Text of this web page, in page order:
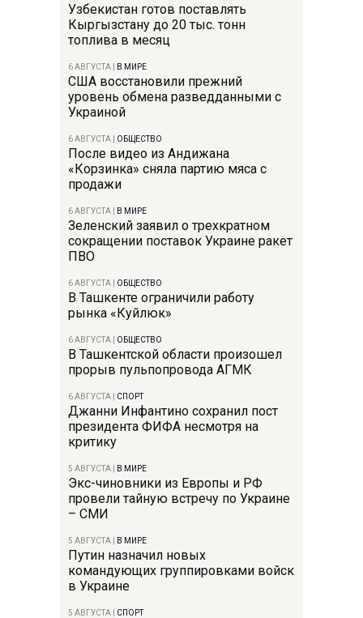
Узбекистан готов поставлять
Кыргызстану до 20 тыс. тонн
топлива в месяц
6 АВГУСТА В МИРЕ
США восстановили прежний
уровень обмена разведданными с
Украиной
6 АВГУСТА ОБЩЕСТВО
После видео из Андижана
«Корзинка» сняла партию мяса с
продажи
6 АВГУСТА В МИРЕ
Зеленский заявил о трехкратном
сокращении поставок Украине ракет
ПВО
6 АВГУСТА ОБЩЕСТВО
В Ташкенте ограничили работу
рынка «Куйлюк»
6 АВГУСТА ОБЩЕСТВО
В Ташкентской области произошел
прорыв пульпопровода АГМК
6 АВГУСТА СПОРТ
Джанни Инфантино сохранил пост
президента ФИФА несмотря на
критику
5 АВГУСТА В МИРЕ
Экс-чиновники из Европы и РФ
провели тайную встречу по Украине
– СМИ
5 АВГУСТА В МИРЕ
Путин назначил новых
командующих группировками войск
в Украине
5 АВГУСТА СПОРТ